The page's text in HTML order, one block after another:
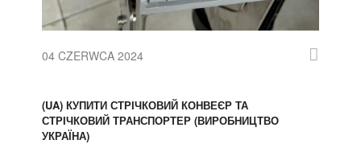
04 CZERWCA 2024
(UA) КУПИТИ СТРІЧКОВИЙ КОНВЕЄР ТА
СТРІЧКОВИЙ ТРАНСПОРТЕР (ВИРОБНИЦТВО
УКРАЇНА)